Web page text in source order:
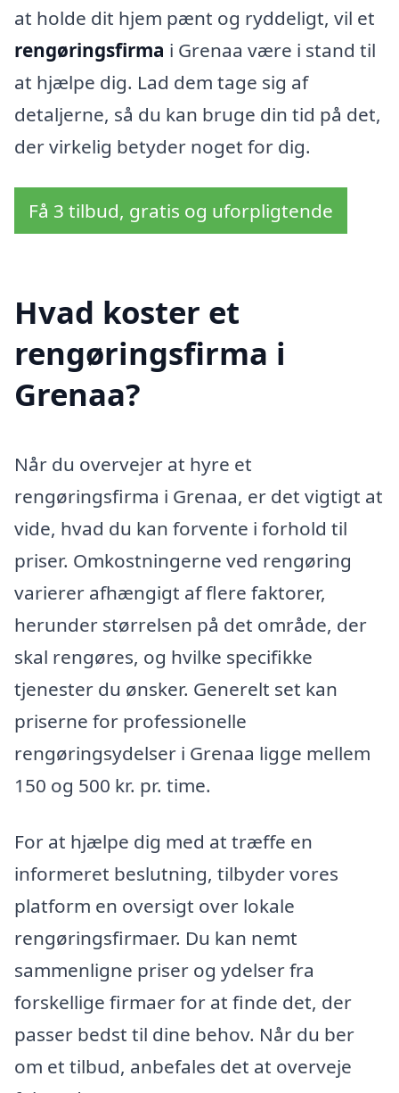
at holde dit hjem pænt og ryddeligt, vil et
rengøringsfirma i Grenaa være i stand til
at hjælpe dig. Lad dem tage sig af
detaljerne, så du kan bruge din tid på det,
der virkelig betyder noget for dig.
Få 3 tilbud, gratis og uforpligtende
Hvad koster et
rengøringsfirma i
Grenaa?
Når du overvejer at hyre et
rengøringsfirma i Grenaa, er det vigtigt at
vide, hvad du kan forvente i forhold til
priser. Omkostningerne ved rengøring
varierer afhængigt af flere faktorer,
herunder størrelsen på det område, der
skal rengøres, og hvilke specifikke
tjenester du ønsker. Generelt set kan
priserne for professionelle
rengøringsydelser i Grenaa ligge mellem
150 og 500 kr. pr. time.
For at hjælpe dig med at træffe en
informeret beslutning, tilbyder vores
platform en oversigt over lokale
rengøringsfirmaer. Du kan nemt
sammenligne priser og ydelser fra
forskellige firmaer for at finde det, der
passer bedst til dine behov. Når du ber
om et tilbud, anbefales det at overveje